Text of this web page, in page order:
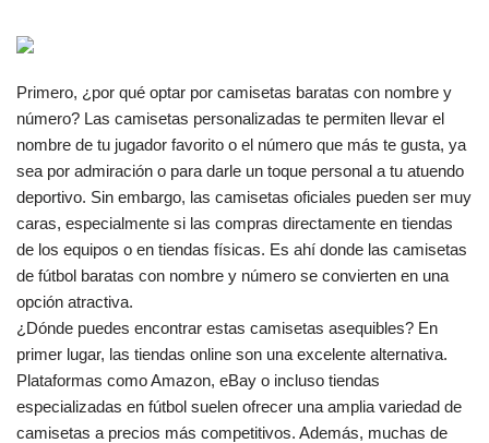
Primero, ¿por qué optar por camisetas baratas con nombre y
número? Las camisetas personalizadas te permiten llevar el
nombre de tu jugador favorito o el número que más te gusta, ya
sea por admiración o para darle un toque personal a tu atuendo
deportivo. Sin embargo, las camisetas oficiales pueden ser muy
caras, especialmente si las compras directamente en tiendas
de los equipos o en tiendas físicas. Es ahí donde las camisetas
de fútbol baratas con nombre y número se convierten en una
opción atractiva.
¿Dónde puedes encontrar estas camisetas asequibles? En
primer lugar, las tiendas online son una excelente alternativa.
Plataformas como Amazon, eBay o incluso tiendas
especializadas en fútbol suelen ofrecer una amplia variedad de
camisetas a precios más competitivos. Además, muchas de